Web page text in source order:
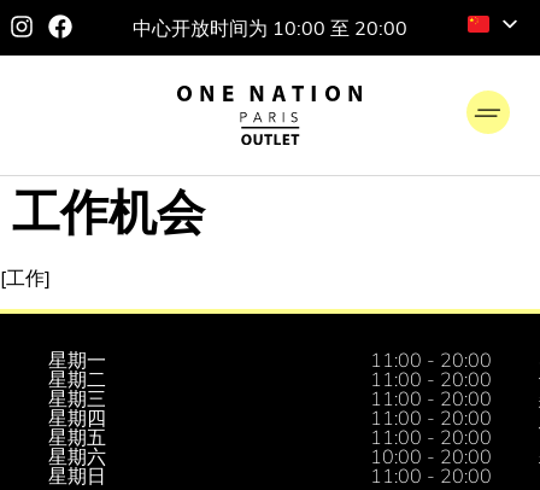
中心开放时间为 10:00 至 20:00
工作机会
[工作]
星期一
11:00 - 20:00
星期二
11:00 - 20:00
星期三
11:00 - 20:00
星期四
11:00 - 20:00
星期五
11:00 - 20:00
星期六
10:00 - 20:00
星期日
11:00 - 20:00